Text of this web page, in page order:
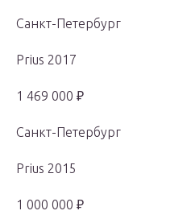
Санкт-Петербург
Prius 2017
1 469 000 ₽
Санкт-Петербург
Prius 2015
1 000 000 ₽